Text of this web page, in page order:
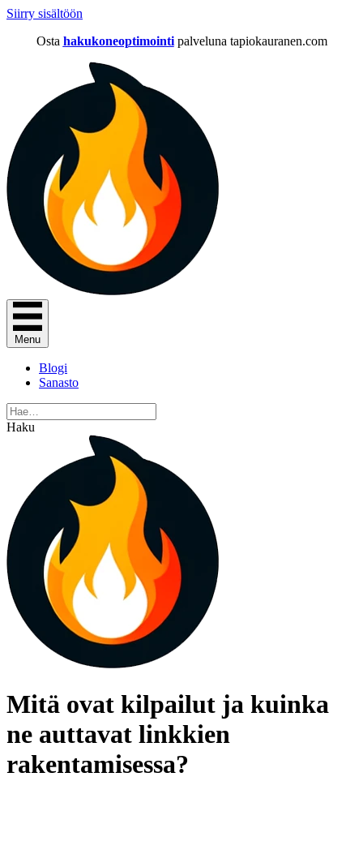
Siirry sisältöön
Osta hakukoneoptimointi palveluna tapiokauranen.com
Menu
Blogi
Sanasto
Haku
Mitä ovat kilpailut ja kuinka
ne auttavat linkkien
rakentamisessa?